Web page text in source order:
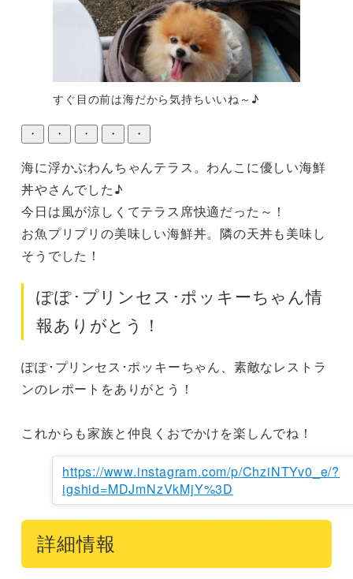
すぐ目の前は海だから気持ちいいね～♪
・ ・ ・ ・ ・
海に浮かぶわんちゃんテラス。わんこに優しい海鮮
丼やさんでした♪
今日は風が涼しくてテラス席快適だった～！
お魚プリプリの美味しい海鮮丼。隣の天丼も美味し
そうでした！
ぽぽ･プリンセス･ポッキーちゃん情
報ありがとう！
ぽぽ･プリンセス･ポッキーちゃん、素敵なレストラ
ンのレポートをありがとう！
これからも家族と仲良くおでかけを楽しんでね！
https://www.instagram.com/p/ChziNTYv0_e/?
igshid=MDJmNzVkMjY%3D
詳細情報